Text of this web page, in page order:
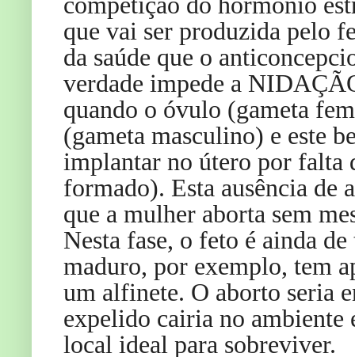
que vai ser produzida pelo
da saúde que o
verdade impede a
quando o óvulo (gameta
(gameta masculino) e este
implantar no útero por falta
formado). Esta ausência de
que a mulher aborta sem
Nesta fase, o feto é ainda
maduro, por exemplo, tem
um alfinete. O aborto seria
expelido cairia no
local ideal para sobreviver.